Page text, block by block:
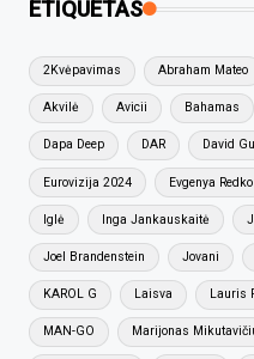
ETIQUETAS
2Kvėpavimas Abraham Mateo
Akvilė Avicii Bahamas
Dapa Deep DAR David
Eurovizija 2024 Evgenya Redko
Iglė Inga Jankauskaitė
Joel Brandenstein Jovani
KAROL G Laisva Lauris
MAN-GO Marijonas